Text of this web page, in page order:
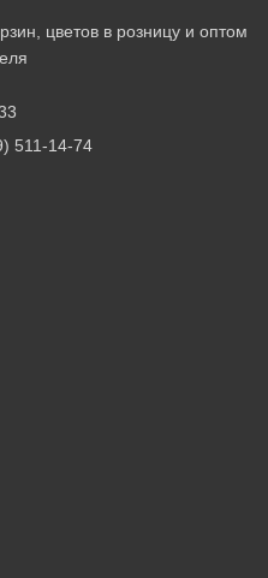
цветов в розницу и оптом
511-14-74